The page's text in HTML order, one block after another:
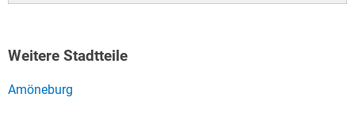
Weitere Stadtteile
Amöneburg